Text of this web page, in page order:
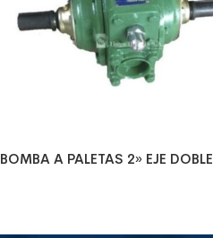
BOMBA A PALETAS 2» EJE DOBLE